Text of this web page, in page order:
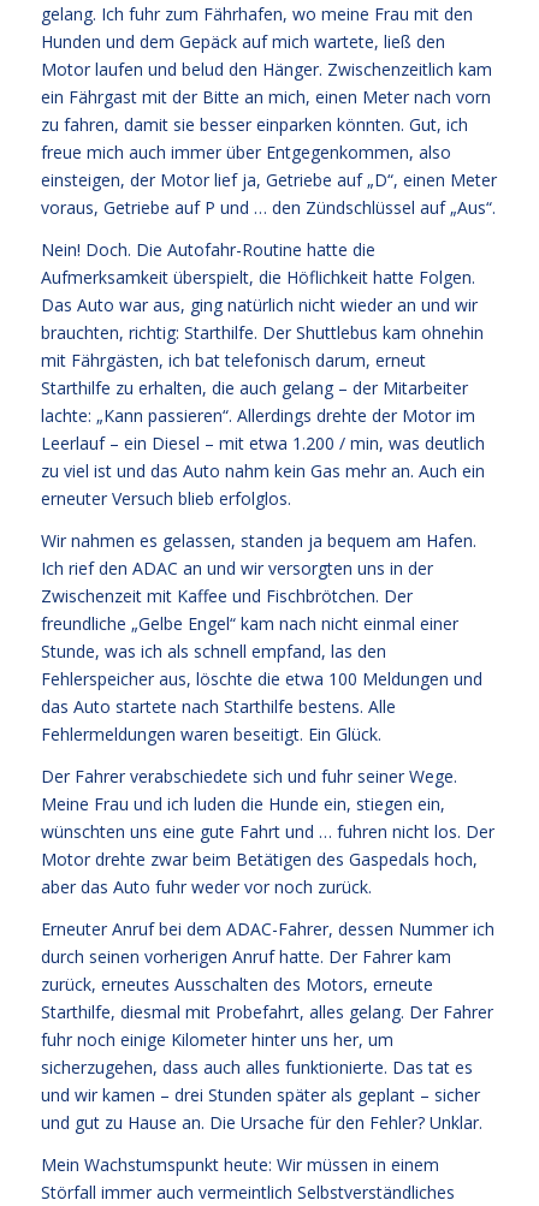
gelang. Ich fuhr zum Fährhafen, wo meine Frau mit den
Hunden und dem Gepäck auf mich wartete, ließ den
Motor laufen und belud den Hänger. Zwischenzeitlich kam
ein Fährgast mit der Bitte an mich, einen Meter nach vorn
zu fahren, damit sie besser einparken könnten. Gut, ich
freue mich auch immer über Entgegenkommen, also
einsteigen, der Motor lief ja, Getriebe auf „D“, einen Meter
voraus, Getriebe auf P und … den Zündschlüssel auf „Aus“.
Nein! Doch. Die Autofahr-Routine hatte die
Aufmerksamkeit überspielt, die Höflichkeit hatte Folgen.
Das Auto war aus, ging natürlich nicht wieder an und wir
brauchten, richtig: Starthilfe. Der Shuttlebus kam ohnehin
mit Fährgästen, ich bat telefonisch darum, erneut
Starthilfe zu erhalten, die auch gelang – der Mitarbeiter
lachte: „Kann passieren“. Allerdings drehte der Motor im
Leerlauf – ein Diesel – mit etwa 1.200 / min, was deutlich
zu viel ist und das Auto nahm kein Gas mehr an. Auch ein
erneuter Versuch blieb erfolglos.
Wir nahmen es gelassen, standen ja bequem am Hafen.
Ich rief den ADAC an und wir versorgten uns in der
Zwischenzeit mit Kaffee und Fischbrötchen. Der
freundliche „Gelbe Engel“ kam nach nicht einmal einer
Stunde, was ich als schnell empfand, las den
Fehlerspeicher aus, löschte die etwa 100 Meldungen und
das Auto startete nach Starthilfe bestens. Alle
Fehlermeldungen waren beseitigt. Ein Glück.
Der Fahrer verabschiedete sich und fuhr seiner Wege.
Meine Frau und ich luden die Hunde ein, stiegen ein,
wünschten uns eine gute Fahrt und … fuhren nicht los. Der
Motor drehte zwar beim Betätigen des Gaspedals hoch,
aber das Auto fuhr weder vor noch zurück.
Erneuter Anruf bei dem ADAC-Fahrer, dessen Nummer ich
durch seinen vorherigen Anruf hatte. Der Fahrer kam
zurück, erneutes Ausschalten des Motors, erneute
Starthilfe, diesmal mit Probefahrt, alles gelang. Der Fahrer
fuhr noch einige Kilometer hinter uns her, um
sicherzugehen, dass auch alles funktionierte. Das tat es
und wir kamen – drei Stunden später als geplant – sicher
und gut zu Hause an. Die Ursache für den Fehler? Unklar.
Mein Wachstumspunkt heute: Wir müssen in einem
Störfall immer auch vermeintlich Selbstverständliches